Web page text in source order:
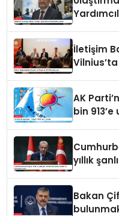
İletişim
AK
bin 913’e
yıllık
Bakan